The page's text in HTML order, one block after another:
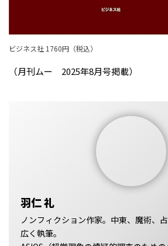
ビジネス社 1760円（税込）
（月刊ムー 2025年8月号掲載）
羽仁 礼
ノンフィクション作家。中東、魔術、
広く執筆。